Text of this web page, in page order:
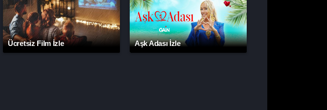
Ücretsiz Film İzle Aşk Adası İzle